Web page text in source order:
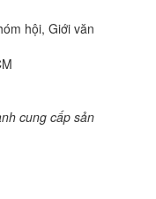
hội, Giới văn
cung cấp sản